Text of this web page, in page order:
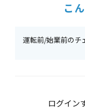
こ
運転前/始業前のチ
ログイン